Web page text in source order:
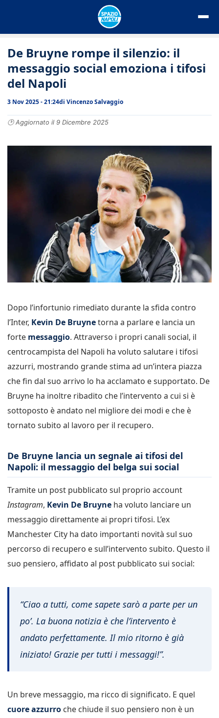
De Bruyne rompe il silenzio: il
messaggio social emoziona i tifosi
del Napoli
3 Nov 2025 - 21:24di Vincenzo Salvaggio
🕑 Aggiornato il 9 Dicembre 2025
Dopo l’infortunio rimediato durante la sfida contro
l’Inter, Kevin De Bruynetorna a parlare e lancia un
forte messaggio. Attraverso i propri canali social, il
centrocampista del Napoli ha voluto salutare i tifosi
azzurri, mostrando grande stima ad un’intera piazza
che fin dal suo arrivo lo ha acclamato e supportato. De
Bruyne ha inoltre ribadito che l’intervento a cui si è
sottoposto è andato nel migliore dei modi e che è
tornato subito al lavoro per il recupero.
De Bruyne lancia un segnale ai tifosi del
Napoli: il messaggio del belga sui social
Tramite un post pubblicato sul proprio account
Instagram, Kevin De Bruyne ha voluto lanciare un
messaggio direttamente ai propri tifosi. L’ex
Manchester City ha dato importanti novità sul suo
percorso di recupero e sull’intervento subito. Questo il
suo pensiero, affidato al post pubblicato sui social:
“Ciao a tutti, come sapete sarò a parte per un
po’. La buona notizia è che l’intervento è
andato perfettamente. Il mio ritorno è già
iniziato! Grazie per tutti i messaggi!”.
Un breve messaggio, ma ricco di significato. E quel
cuore azzurro che chiude il suo pensiero non è un